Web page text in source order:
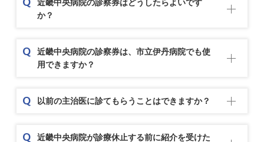
近畿中央病院の診察券はどうしたらよいです
か？
近畿中央病院の診察券は、市立伊丹病院でも使
用できますか？
以前の主治医に診てもらうことはできますか？
近畿中央病院が診療休止する前に紹介を受けた